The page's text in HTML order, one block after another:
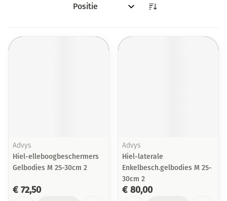
Sorteer op:
Advys
Hiel-elleboogbeschermers
Gelbodies M 25-30cm 2
€ 72,50
Advys
Hiel-laterale
Enkelbesch.gelbodies M 25-
30cm 2
€ 80,00